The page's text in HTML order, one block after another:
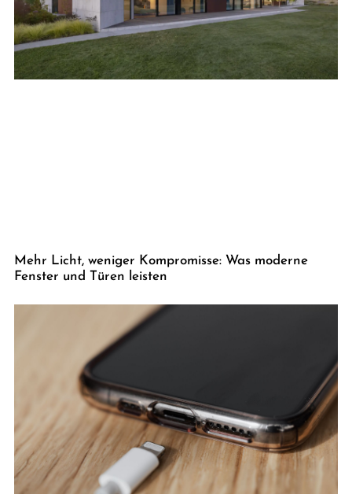
Mehr Licht, weniger Kompromisse: Was moderne
Fenster und Türen leisten